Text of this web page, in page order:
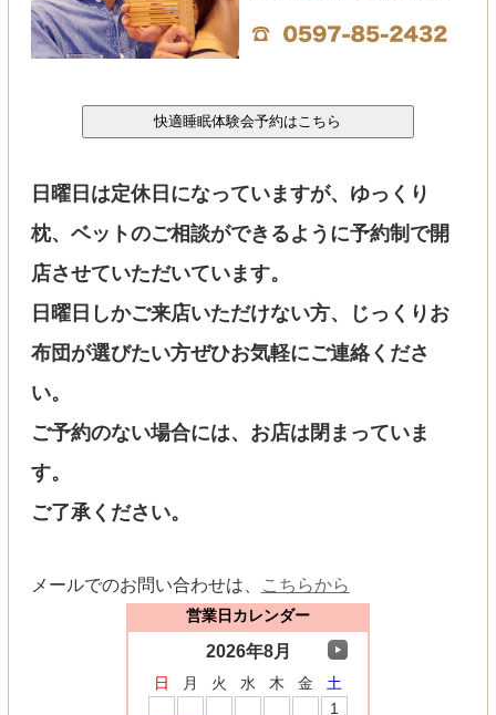
日曜日は定休日になっていますが、ゆっくり
枕、ベットのご相談ができるように予約制で開
店させていただいています。
日曜日しかご来店いただけない方、じっくりお
布団が選びたい方ぜひお気軽にご連絡くださ
い。
ご予約のない場合には、お店は閉まっていま
す。
ご了承ください。
メールでのお問い合わせは、 こちらから